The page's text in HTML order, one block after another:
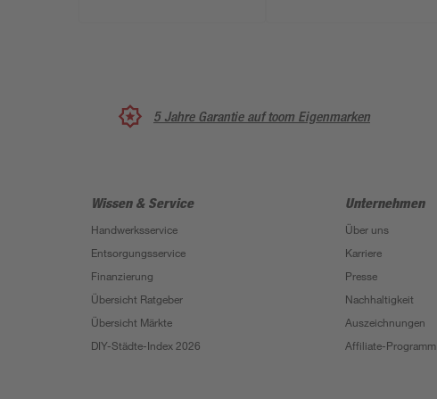
5 Jahre Garantie auf toom Eigenmarken
Wissen & Service
Handwerksservice
Entsorgungsservice
Finanzierung
Übersicht Ratgeber
Übersicht Märkte
DIY-Städte-Index 2026
Unternehmen
Über uns
Karriere
Presse
Nachhaltigkeit
Auszeichnungen
Affiliate-Programm